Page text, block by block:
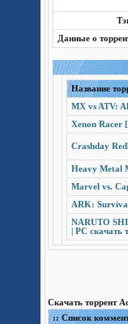
Данные о
Название
MX vs ATV:
Xenon Racer
Crashday
Heavy Metal
Marvel vs.
ARK:
NARUTO
| PC скачать
Скачать торрент
:: Список